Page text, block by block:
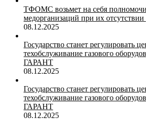
ТФОМС возьмет на себя
медорганизаций при их
08.12.2025
Государство станет регулировать
техобслуживание газового
ГАРАНТ
08.12.2025
Государство станет регулировать
техобслуживание газового
ГАРАНТ
08.12.2025